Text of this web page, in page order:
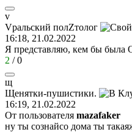
v
Vральский полZтолог
16:18, 21.02.2022
Я представляю, кем бы была
2 /0
щ
Щенятки-пушистики.
16:19, 21.02.2022
От пользователя mazafaker
ну ты сознайсо дома ты